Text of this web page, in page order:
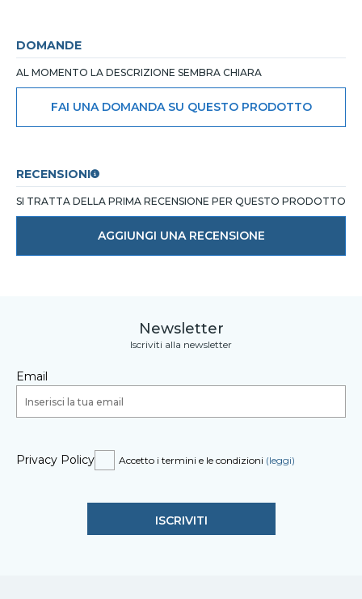
DOMANDE
AL MOMENTO LA DESCRIZIONE SEMBRA CHIARA
FAI UNA DOMANDA SU QUESTO PRODOTTO
RECENSIONI
SI TRATTA DELLA PRIMA RECENSIONE PER QUESTO PRODOTTO
AGGIUNGI UNA RECENSIONE
Newsletter
Iscriviti alla newsletter
Email
Privacy Policy Accetto i termini e le condizioni (leggi)